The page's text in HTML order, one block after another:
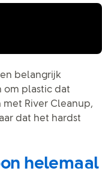
belangrijk
om plastic dat
River Cleanup,
dat het hardst
helemaal